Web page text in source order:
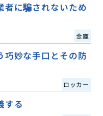
者に騙されないため
金庫
巧妙な手口とその防
ロッカー
する